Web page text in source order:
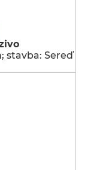
stavba: Sereď